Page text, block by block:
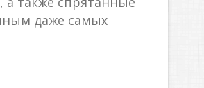
даже самых